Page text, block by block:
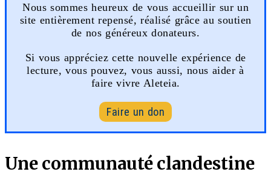
Nous sommes heureux de vous accueillir sur un
site entièrement repensé, réalisé grâce au soutien
de nos généreux donateurs.
Si vous appréciez cette nouvelle expérience de
lecture, vous pouvez, vous aussi, nous aider à
faire vivre Aleteia.
Faire un don
Une communauté clandestine